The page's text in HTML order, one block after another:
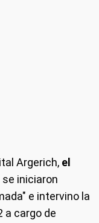
Argerich, el
se iniciaron
e intervino la
a cargo de